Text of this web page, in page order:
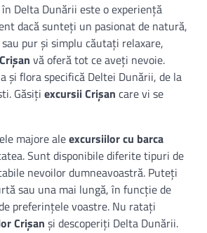
Delta Dunării este o experiență
dacă sunteți un pasionat de natură,
pur și simplu căutați relaxare,
vă oferă tot ce aveți nevoie.
și flora specifică Deltei Dunării, de la
Găsiți excursii Crișan care vi se
majore aleexcursiilor cu barca
Sunt disponibile diferite tipuri de
nevoilor dumneavoastră. Puteți
sau una mai lungă, în funcție de
preferințele voastre. Nu ratați
Crișan și descoperiți Delta Dunării.